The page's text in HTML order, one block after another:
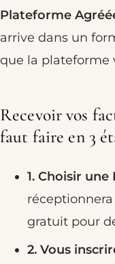
Plateforme
arrive dans un
que la plateforme
Recevoir vos
faut faire en 3
1. Choisir
réceptionnera
gratuit pour
2. Vous